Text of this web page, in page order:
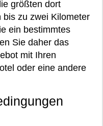
größten dort
zu zwei Kilometer
ein bestimmtes
Sie daher das
mit Ihren
oder eine andere